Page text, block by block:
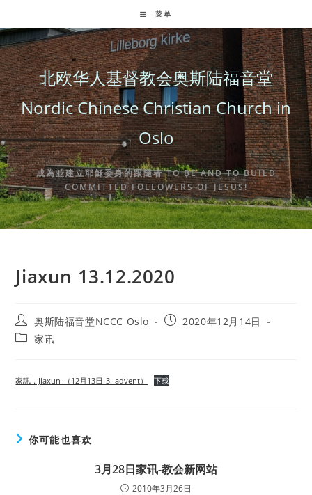
to
content
菜单
北欧华人基督教会奥斯陆福音堂
Nordic Chinese Christian Church in
Oslo
成為並建立耶穌委身的跟隨者 TO BE AND TO BUILD
COMMITTED FOLLOWERS OF JESUS!
Jiaxun 13.12.2020
Post
author:
奥斯陆福音堂NCCC Oslo
Post2020年12月14日
Post家讯
家訊，Jiaxun-（12月13日-3.-advent） 下载
你可能也喜欢
3月28日家讯-教会新网站
2010年3月26日